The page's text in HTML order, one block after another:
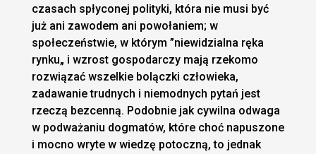
czasach spłyconej polityki, która nie musi być
już ani zawodem ani powołaniem; w
społeczeństwie, w którym ”niewidzialna ręka
rynku„ i wzrost gospodarczy mają rzekomo
rozwiązać wszelkie bolączki człowieka,
zadawanie trudnych i niemodnych pytań jest
rzeczą bezcenną. Podobnie jak cywilna odwaga
w podważaniu dogmatów, które choć napuszone
i mocno wryte w wiedzę potoczną, to jednak